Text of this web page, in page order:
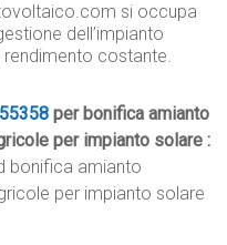
si occupa
dell’impianto
costante.
per bonifica amianto
per impianto solare :
bonifica amianto
per impianto solare